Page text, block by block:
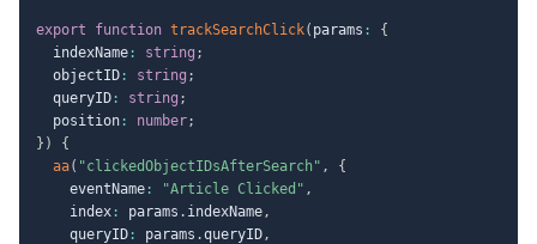
export function trackSearchClick( params :
{
  indexName
: string ;
  objectID
: string ;
  queryID
: string ;
  position
: number;
} )
{
aa( "clickedObjectIDsAfterSearch" ,
{
    eventName
: "Article Clicked" ,
    index
: params . indexName,
    queryID
: params .queryID,